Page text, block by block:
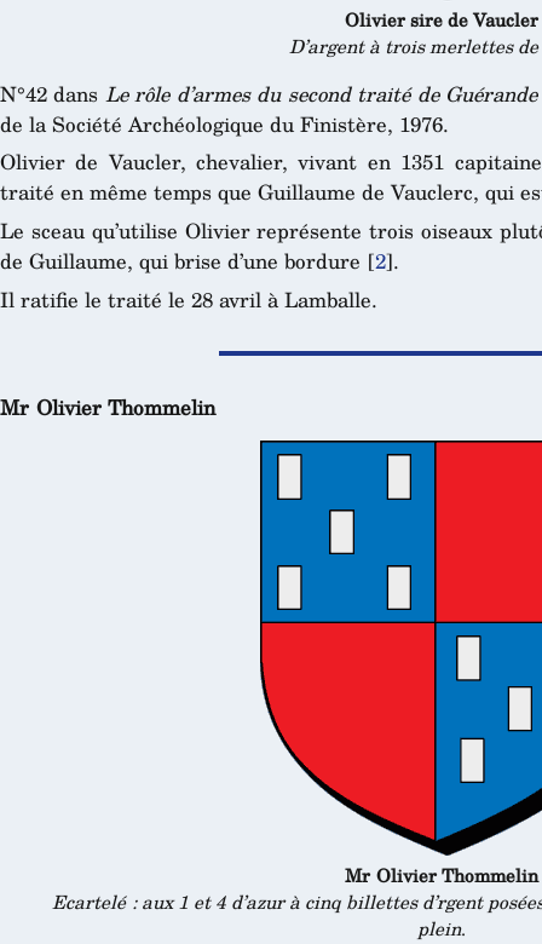
Olivier sire de Vaucler
D’argent à trois merlettes
N°42 dans Le rôle d’armes du second traité de
de la Société Archéologique du Finistère, 1976.
Olivier de Vaucler, chevalier, vivant en 1351
traité en même temps que Guillaume de Vauclerc, qui
Le sceau qu’utilise Olivier représente trois oiseaux
de Guillaume, qui brise d’une bordure [2].
Il ratifie le traité le 28 avril à Lamballe.
Mr Olivier Thommelin
Mr Olivier Thommelin
Ecartelé : aux 1 et 4 d’azur à cinq billettes d’rgent
plein.